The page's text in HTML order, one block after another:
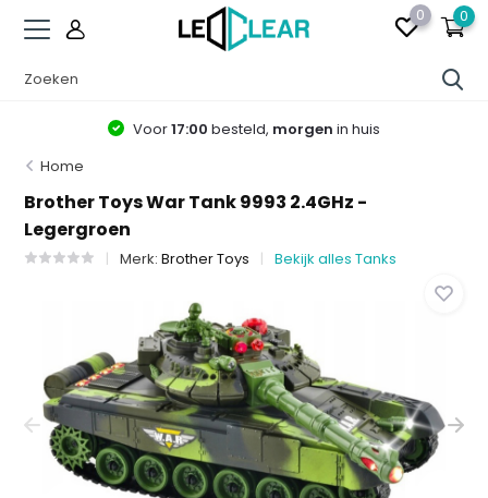
0 0
Voor17:00 besteld, morgen in huis
Home
Brother Toys War Tank 9993 2.4GHz -
Legergroen
Merk:Brother Toys Bekijk alles Tanks